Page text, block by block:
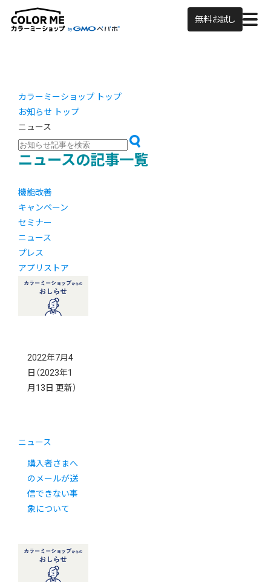
無料お試し
カラーミーショップ トップ
お知らせ トップ
ニュース
ニュースの記事一覧
機能改善
キャンペーン
セミナー
ニュース
プレス
アプリストア
2022年7月4
日 （2023年1
月13日 更新）
ニュース
購入者さまへ
のメールが送
信できない事
象について